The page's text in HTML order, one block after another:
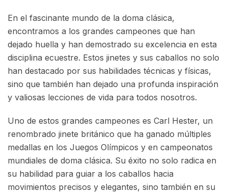
En el fascinante mundo de la doma clásica,
encontramos a los grandes campeones que han
dejado huella y han demostrado su excelencia en esta
disciplina ecuestre. Estos jinetes y sus caballos no solo
han destacado por sus habilidades técnicas y físicas,
sino que también han dejado una profunda inspiración
y valiosas lecciones de vida para todos nosotros.
Uno de estos grandes campeones es Carl Hester, un
renombrado jinete británico que ha ganado múltiples
medallas en los Juegos Olímpicos y en campeonatos
mundiales de doma clásica. Su éxito no solo radica en
su habilidad para guiar a los caballos hacia
movimientos precisos y elegantes, sino también en su